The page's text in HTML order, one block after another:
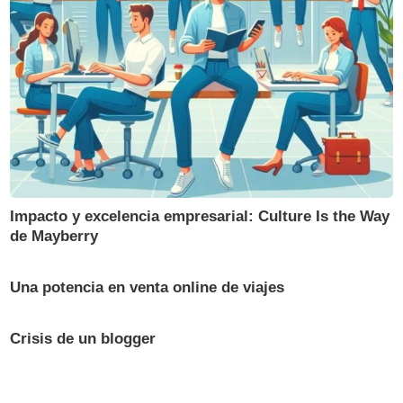
Impacto y excelencia empresarial: Culture Is the Way
de Mayberry
Una potencia en venta online de viajes
Crisis de un blogger